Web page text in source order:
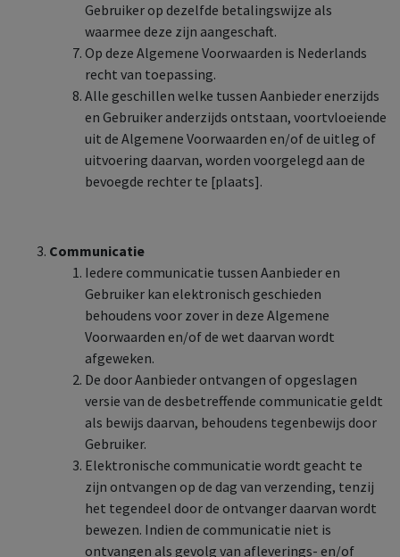
Gebruiker op dezelfde betalingswijze als
waarmee deze zijn aangeschaft.
Op deze Algemene Voorwaarden is Nederlands
recht van toepassing.
Alle geschillen welke tussen Aanbieder enerzijds
en Gebruiker anderzijds ontstaan, voortvloeiende
uit de Algemene Voorwaarden en/of de uitleg of
uitvoering daarvan, worden voorgelegd aan de
bevoegde rechter te [plaats].
Communicatie
Iedere communicatie tussen Aanbieder en
Gebruiker kan elektronisch geschieden
behoudens voor zover in deze Algemene
Voorwaarden en/of de wet daarvan wordt
afgeweken.
De door Aanbieder ontvangen of opgeslagen
versie van de desbetreffende communicatie geldt
als bewijs daarvan, behoudens tegenbewijs door
Gebruiker.
Elektronische communicatie wordt geacht te
zijn ontvangen op de dag van verzending, tenzij
het tegendeel door de ontvanger daarvan wordt
bewezen. Indien de communicatie niet is
ontvangen als gevolg van afleverings- en/of